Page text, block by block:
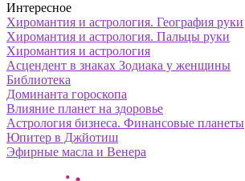
Интересное
Хиромантия и астрология. География руки
Хиромантия и астрология. Пальцы руки
Хиромантия и астрология
Асцендент в знаках Зодиака у женщины
Библиотека
Доминанта гороскопа
Влияние планет на здоровье
Астрология бизнеса. Финансовые планеты
Юпитер в Джйотиш
Эфирные масла и Венера